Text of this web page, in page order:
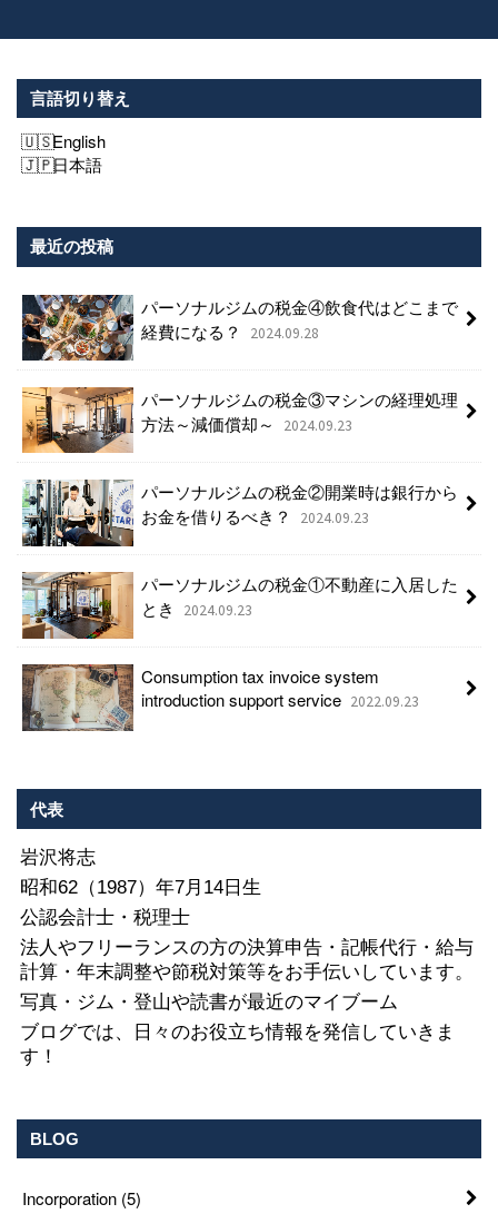
言語切り替え
English
日本語
最近の投稿
パーソナルジムの税金④飲食代はどこまで
経費になる？
2024.09.28
パーソナルジムの税金③マシンの経理処理
方法～減価償却～
2024.09.23
パーソナルジムの税金②開業時は銀行から
お金を借りるべき？
2024.09.23
パーソナルジムの税金①不動産に入居した
とき
2024.09.23
Consumption tax invoice system
introduction support service 2022.09.23
代表
岩沢将志
昭和62（1987）年7月14日生
公認会計士・税理士
法人やフリーランスの方の決算申告・記帳代行・給与
計算・年末調整や節税対策等をお手伝いしています。
写真・ジム・登山や読書が最近のマイブーム
ブログでは、日々のお役立ち情報を発信していきま
す！
BLOG
Incorporation (5)